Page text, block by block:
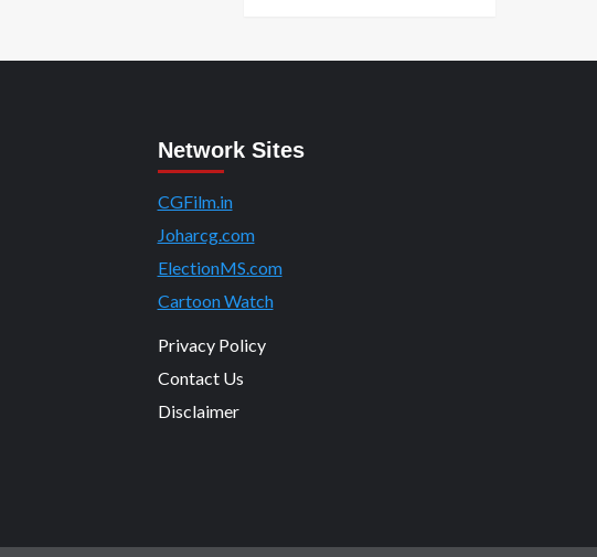
Network Sites
CGFilm.in
Joharcg.com
ElectionMS.com
Cartoon Watch
Privacy Policy
Contact Us
Disclaimer